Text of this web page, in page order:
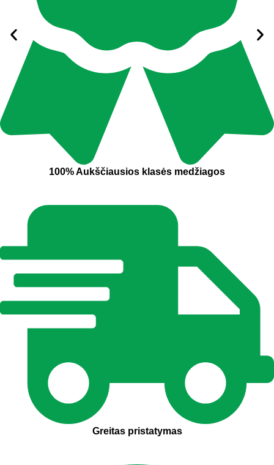
100% Aukščiausios klasės medžiagos
Greitas pristatymas